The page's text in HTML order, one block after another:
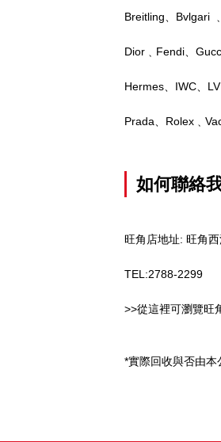
Breitling、Bvlgari
Dior﹑Fendi、
Hermes、IWC、
Prada、
如何聯絡
旺角店地址: 旺角
TEL:2788-2299
>>從這裡可瀏覽旺
*實際回收與否由